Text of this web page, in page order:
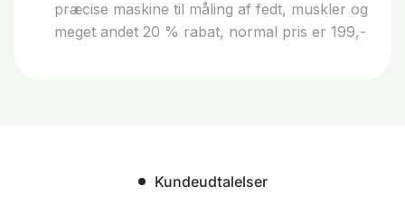
præcise maskine til måling af fedt, muskler og
meget andet 20 % rabat, normal pris er 199,-
Kundeudtalelser